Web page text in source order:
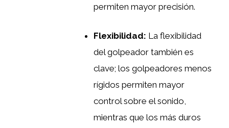
permiten mayor precisión.
Flexibilidad: La flexibilidad
del golpeador también es
clave; los golpeadores menos
rígidos permiten mayor
control sobre el sonido,
mientras que los más duros